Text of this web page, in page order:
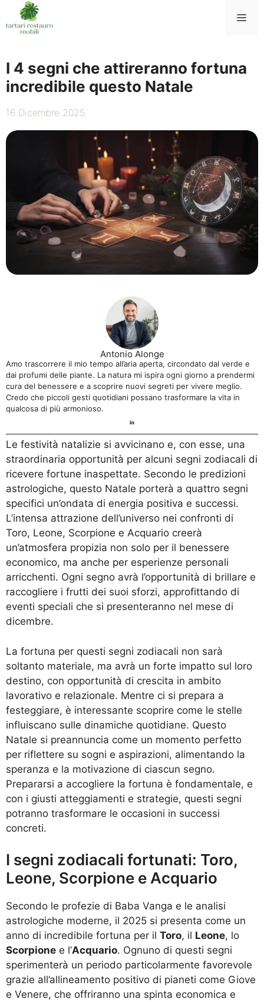
al
contenuto
I 4 segni che attireranno fortuna
incredibile questo Natale
16 Dicembre 2025
Antonio Alonge
Amo trascorrere il mio tempo all’aria aperta, circondato dal verde e
dai profumi delle piante. La natura mi ispira ogni giorno a prendermi
cura del benessere e a scoprire nuovi segreti per vivere meglio.
Credo che piccoli gesti quotidiani possano trasformare la vita in
qualcosa di più armonioso.
Le festività natalizie si avvicinano e, con esse, una
straordinaria opportunità per alcuni segni zodiacali di
ricevere fortune inaspettate. Secondo le predizioni
astrologiche, questo Natale porterà a quattro segni
specifici un’ondata di energia positiva e successi.
L’intensa attrazione dell’universo nei confronti di
Toro, Leone, Scorpione e Acquario creerà
un’atmosfera propizia non solo per il benessere
economico, ma anche per esperienze personali
arricchenti. Ogni segno avrà l’opportunità di brillare e
raccogliere i frutti dei suoi sforzi, approfittando di
eventi speciali che si presenteranno nel mese di
dicembre.
La fortuna per questi segni zodiacali non sarà
soltanto materiale, ma avrà un forte impatto sul loro
destino, con opportunità di crescita in ambito
lavorativo e relazionale. Mentre ci si prepara a
festeggiare, è interessante scoprire come le stelle
influiscano sulle dinamiche quotidiane. Questo
Natale si preannuncia come un momento perfetto
per riflettere su sogni e aspirazioni, alimentando la
speranza e la motivazione di ciascun segno.
Prepararsi a accogliere la fortuna è fondamentale, e
con i giusti atteggiamenti e strategie, questi segni
potranno trasformare le occasioni in successi
concreti.
I segni zodiacali fortunati: Toro,
Leone, Scorpione e Acquario
Secondo le profezie di Baba Vanga e le analisi
astrologiche moderne, il 2025 si presenta come un
anno di incredibile fortuna per il Toro, il Leone, lo
Scorpione e l’Acquario. Ognuno di questi segni
sperimenterà un periodo particolarmente favorevole
grazie all’allineamento positivo di pianeti come Giove
e Venere, che offriranno una spinta economica e